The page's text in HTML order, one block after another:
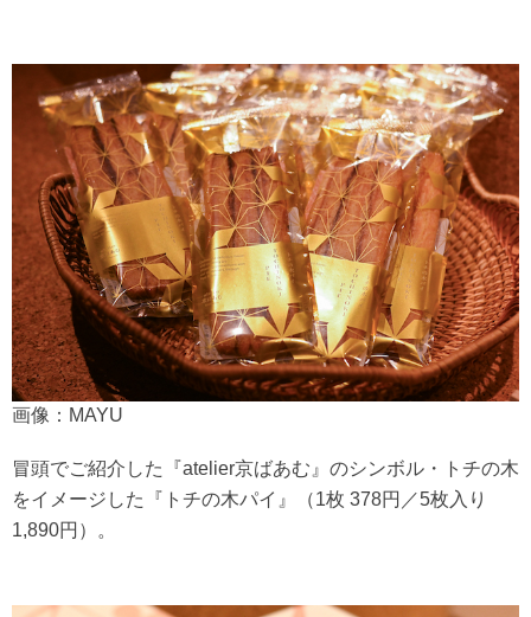
画像：MAYU
冒頭でご紹介した『atelier京ばあむ』のシンボル・トチの木
をイメージした『トチの木パイ』（1枚 378円／5枚入り
1,890円）。